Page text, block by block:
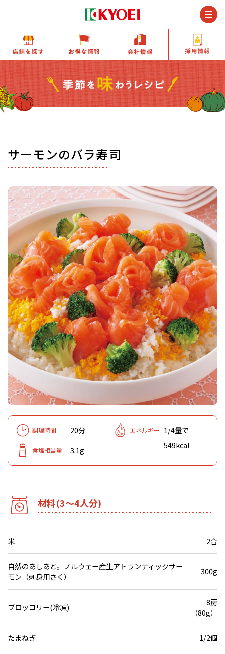
店舗を探す お得な情報 会社情報
サーモンのバラ寿司
調理時間 20分 エネルギー 1/4量で
549kcal
食塩相当量 3.1g
材料(3～4人分)
米 2合
自然のあしあと。ノルウェー産生アトランティックサー
モン（刺身用さく）
300g
ブロッコリー(冷凍)
8房
（80g）
たまねぎ 1/2個